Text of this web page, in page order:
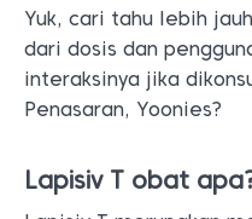
Yuk, cari tahu lebih
dari dosis dan
interaksinya jika
Penasaran, Yoonies?
Lapisiv T obat